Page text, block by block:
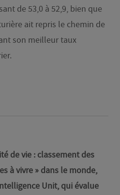
de 53,0 à 52,9, bien que
ait repris le chemin de
son meilleur taux
de vie : classement des
à vivre » dans le monde,
Unit, qui évalue